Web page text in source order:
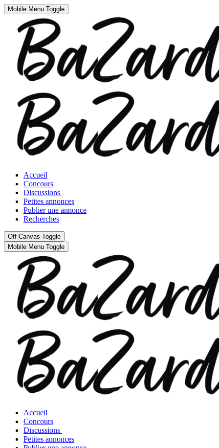
Mobile Menu Toggle
Accueil
Concours
Discussions
Petites annonces
Publier une annonce
Recherches
Off-Canvas Toggle
Mobile Menu Toggle
Accueil
Concours
Discussions
Petites annonces